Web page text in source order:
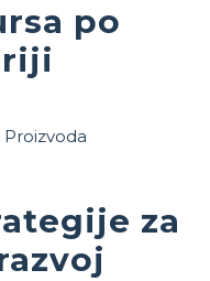
po
za